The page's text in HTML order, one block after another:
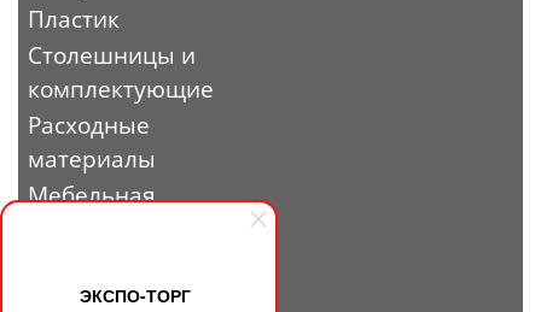
ЭКСПО-ТОРГ
Пластик
Столешницы и
комплектующие
Расходные
материалы
Мебельная
профиль и